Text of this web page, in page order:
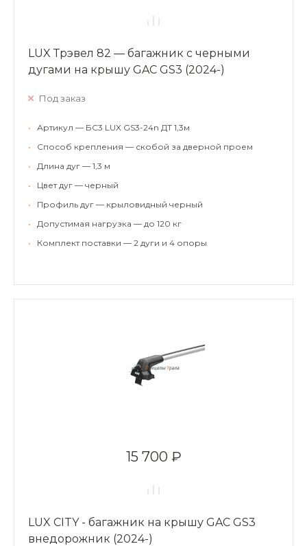
LUX Трэвел 82 — багажник с черными
дугами на крышу GAC GS3 (2024-)
Под заказ
•
Артикул — БС3 LUX GS3-24n ДТ 1,3м
•
Способ крепления — скобой за дверной проем
•
Длина дуг — 1,3 м
•
Цвет дуг — черный
•
Профиль дуг — крыловидный черный
•
Допустимая нагрузка — до 120 кг
•
Комплект поставки — 2 дуги и 4 опоры
15 700 ₽
LUX CITY - багажник на крышу GAC GS3
внедорожник (2024-)